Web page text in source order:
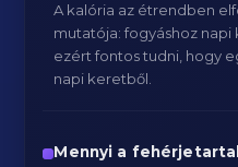
A kalória az étrendben
mutatója: fogyáshoz napi
ezért fontos tudni, hogy
napi keretből.
Mennyi a